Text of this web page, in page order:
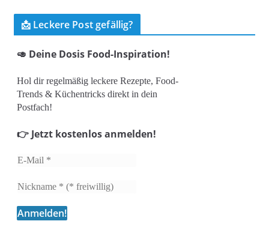
📩 Leckere Post gefällig?
🥑 Deine Dosis Food-Inspiration!
Hol dir regelmäßig leckere Rezepte, Food-
Trends & Küchentricks direkt in dein
Postfach!
👉 Jetzt kostenlos anmelden!